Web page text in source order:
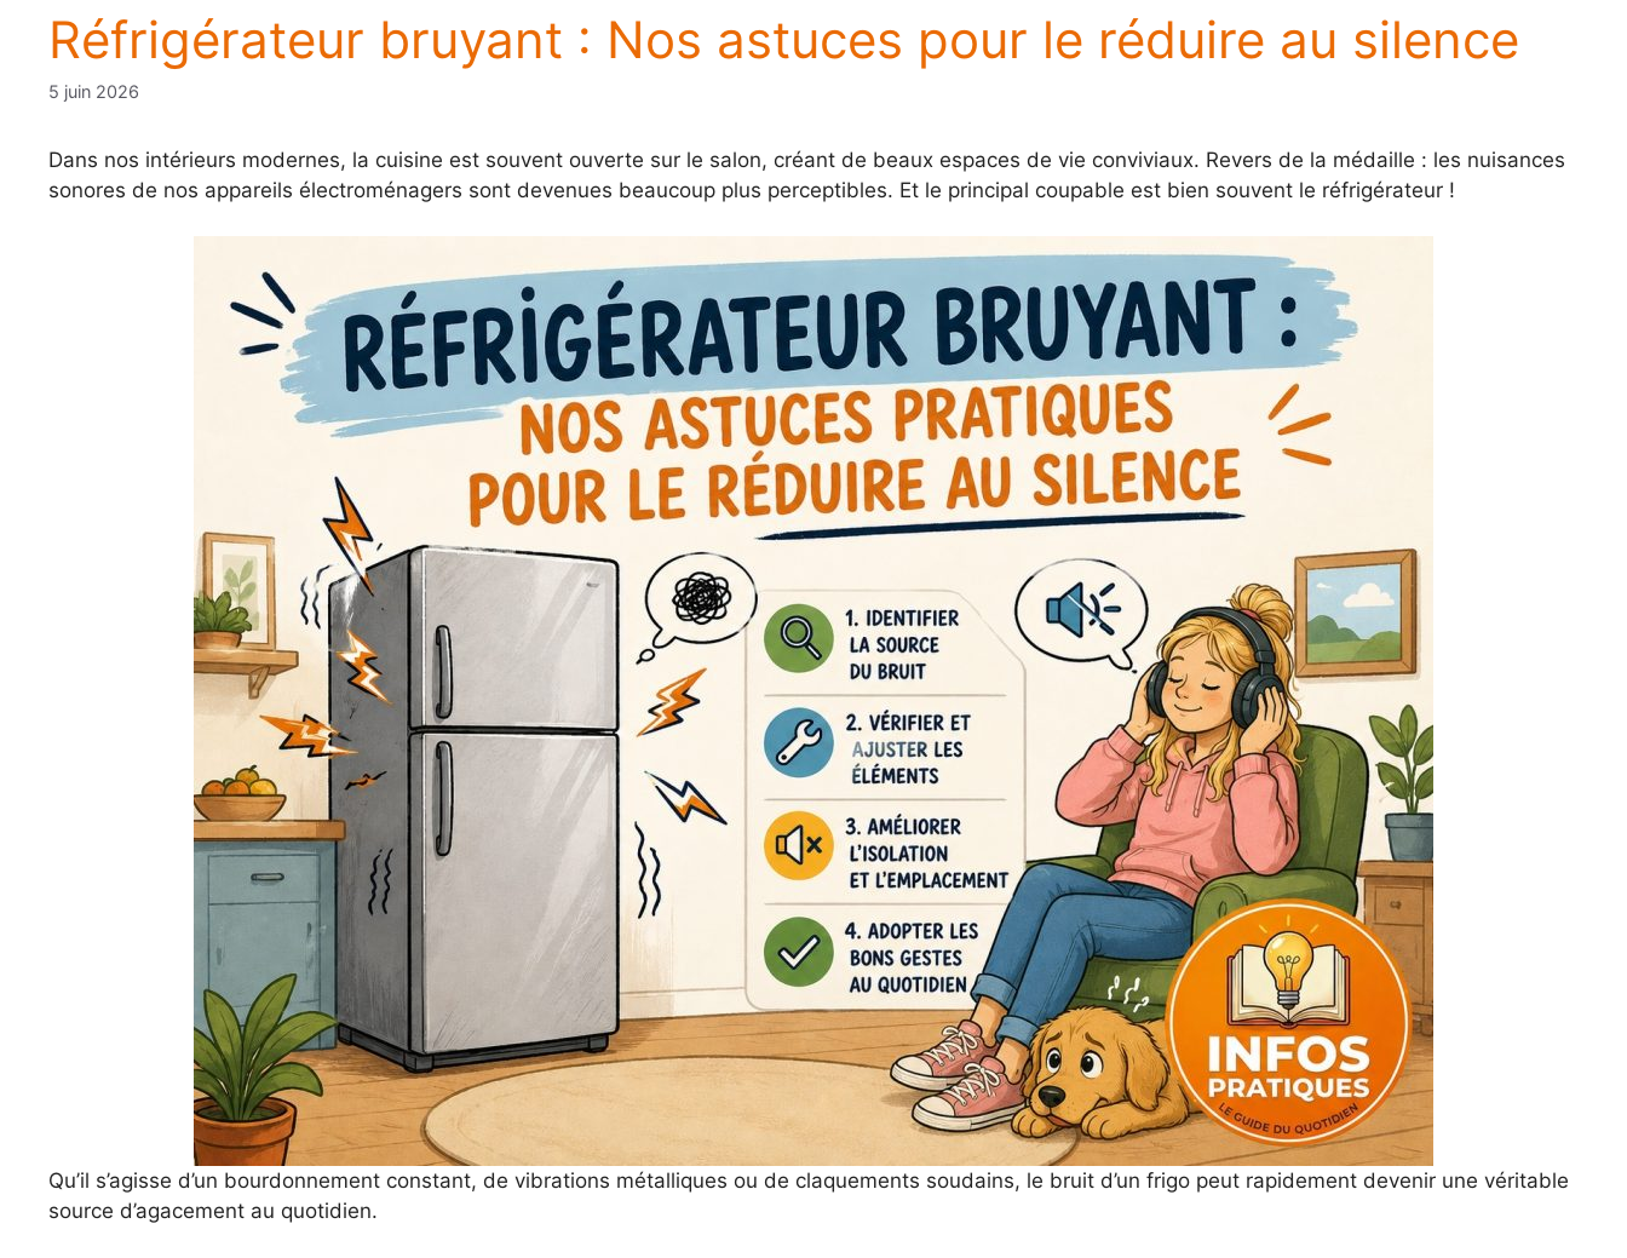
Réfrigérateur bruyant : Nos astuces pour le réduire au silence
5 juin 2026
Dans nos intérieurs modernes, la cuisine est souvent ouverte sur le salon, créant de beaux espaces de vie conviviaux. Revers de la médaille : les nuisances
sonores de nos appareils électroménagers sont devenues beaucoup plus perceptibles. Et le principal coupable est bien souvent le réfrigérateur !
Qu’il s’agisse d’un bourdonnement constant, de vibrations métalliques ou de claquements soudains, le bruit d’un frigo peut rapidement devenir une véritable
source d’agacement au quotidien.